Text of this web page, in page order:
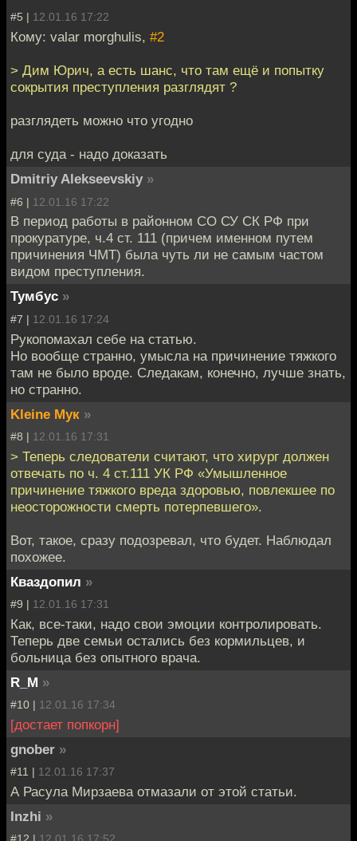
#5 | 12.01.16 17:22
Кому: valar morghulis, #2
> Дим Юрич, а есть шанс, что там ещё и попытку
сокрытия преступления разглядят ?
разглядеть можно что угодно
для суда - надо доказать
Dmitriy Alekseevskiy »
#6 | 12.01.16 17:22
В период работы в районном СО СУ СК РФ при
прокуратуре, ч.4 ст. 111 (причем именном путем
причинения ЧМТ) была чуть ли не самым частом
видом преступления.
Тумбус »
#7 | 12.01.16 17:24
Рукопомахал себе на статью.
Но вообще странно, умысла на причинение тяжкого
там не было вроде. Следакам, конечно, лучше знать,
но странно.
Kleine Мук »
#8 | 12.01.16 17:31
> Теперь следователи считают, что хирург должен
отвечать по ч. 4 ст.111 УК РФ «Умышленное
причинение тяжкого вреда здоровью, повлекшее по
неосторожности смерть потерпевшего».
Вот, такое, сразу подозревал, что будет. Наблюдал
похожее.
Кваздопил »
#9 | 12.01.16 17:31
Как, все-таки, надо свои эмоции контролировать.
Теперь две семьи остались без кормильцев, и
больница без опытного врача.
R_M »
#10 | 12.01.16 17:34
[достает попкорн]
gnober »
#11 | 12.01.16 17:37
А Расула Мирзаева отмазали от этой статьи.
Inzhi »